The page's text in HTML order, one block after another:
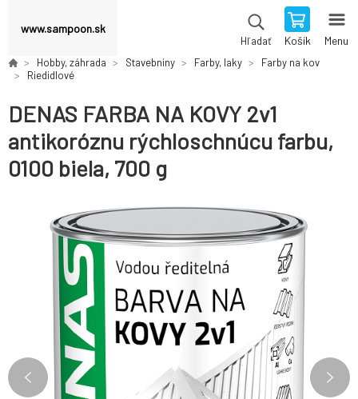
www.sampoon.sk
Hľadať Košík Menu
Hobby, záhrada Stavebniny Farby, laky
Farby na kov
Riedidlové
DENAS FARBA NA KOVY 2v1
antikoróznu rýchloschnúcu farbu,
0100 biela, 700 g